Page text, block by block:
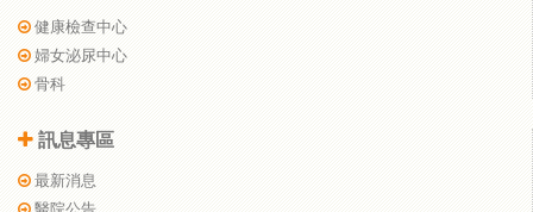
健康檢查中心
婦女泌尿中心
骨科
訊息專區
最新消息